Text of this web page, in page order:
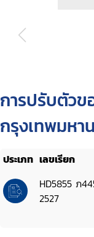
การปรับตัวข
กรุงเทพมหา
ประเภท เลขเรียก
HD5855 ภ
2527